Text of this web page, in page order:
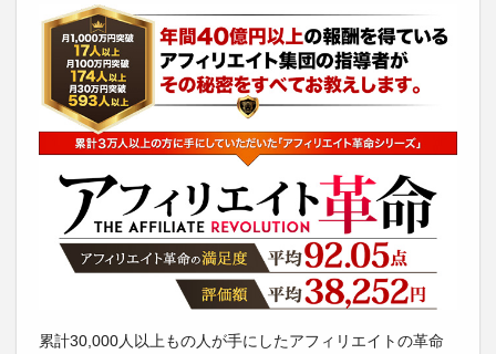
累計30,000人以上もの人が手にしたアフィリエイトの革命